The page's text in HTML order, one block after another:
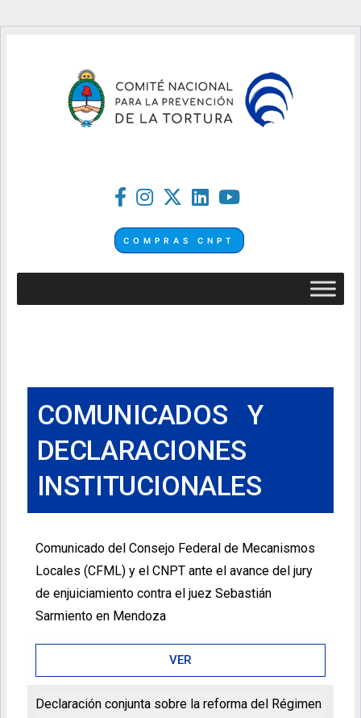
COMPRAS CNPT
COMUNICADOS Y
DECLARACIONES
INSTITUCIONALES
Comunicado del Consejo Federal de Mecanismos
Locales (CFML) y el CNPT ante el avance del jury
de enjuiciamiento contra el juez Sebastián
Sarmiento en Mendoza
VER
Declaración conjunta sobre la reforma del Régimen